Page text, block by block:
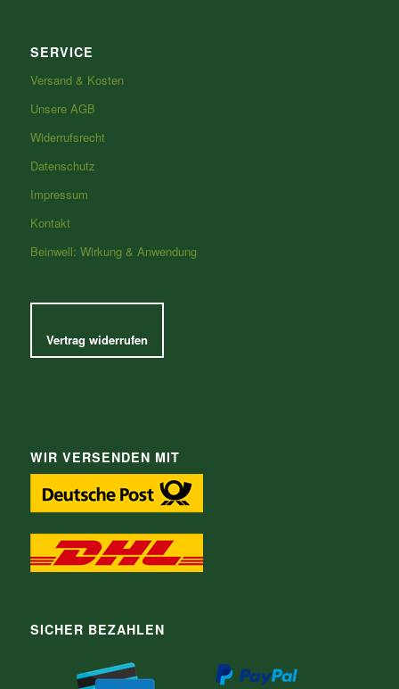
SERVICE
Versand & Kosten
Unsere AGB
Widerrufsrecht
Datenschutz
Impressum
Kontakt
Beinwell: Wirkung & Anwendung
Vertrag widerrufen
WIR VERSENDEN MIT
SICHER BEZAHLEN